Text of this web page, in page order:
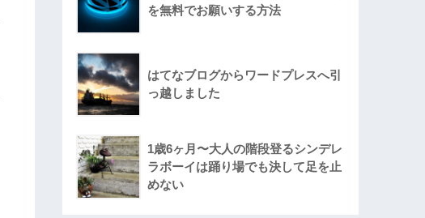
を無料でお願いする方法
はてなブログからワードプレスへ引
っ越しました
1歳6ヶ月〜大人の階段登るシンデレ
ラボーイは踊り場でも決して足を止
めない